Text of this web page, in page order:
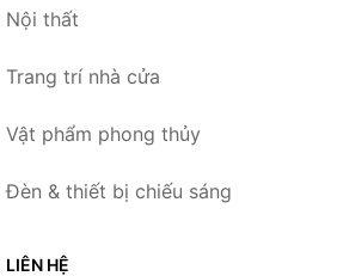
Nội thất
Trang trí nhà cửa
Vật phẩm phong thủy
Đèn & thiết bị chiếu sáng
LIÊN HỆ